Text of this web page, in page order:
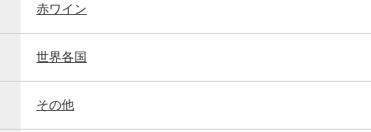
赤ワイン
世界各国
その他